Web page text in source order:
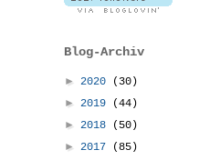
Blog-Archiv
► 2020
(30)
► 2019
(44)
► 2018
(50)
► 2017
(85)